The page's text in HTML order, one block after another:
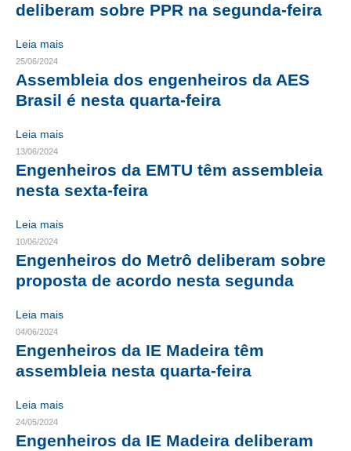
COMPOSIÇÃO
CONSELHOS ASSESSORES
PERSONALIDADES DA TECNOLOGIA
NÚCLEO DA MULHER ENGENHEIRA
TRANSPARÊNCIA
JURÍDICO
ACORDOS, CONVENÇÕES E DISSÍDIOS
CONTRIBUIÇÕES
CONTRIBUIÇÃO ASSOCIATIVA OU ANUIDADE DE SÓCIO
CONTRIBUIÇÃO SINDICAL URBANA
FGTS EXPURGOS
deliberam sobre PPR na segunda-feira
Leia mais
25/06/2024
Assembleia dos engenheiros da AES
Brasil é nesta quarta-feira
Leia mais
13/06/2024
Engenheiros da EMTU têm assembleia
nesta sexta-feira
Leia mais
10/06/2024
Engenheiros do Metrô deliberam sobre
proposta de acordo nesta segunda
Leia mais
04/06/2024
Engenheiros da IE Madeira têm
assembleia nesta quarta-feira
Leia mais
24/05/2024
Engenheiros da IE Madeira deliberam